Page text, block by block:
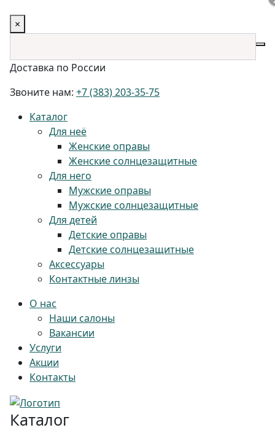
×
Доставка по России
Звоните нам: +7 (383) 203-35-75
Каталог
Для неё
Женские оправы
Женские солнцезащитные
Для него
Мужские оправы
Мужские солнцезащитные
Для детей
Детские оправы
Детские солнцезащитные
Аксессуары
Контактные линзы
О нас
Наши салоны
Вакансии
Услуги
Акции
Контакты
Каталог